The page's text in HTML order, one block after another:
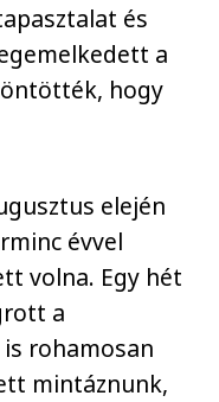
és
a
hogy
elején
évvel
volna. Egy hét
a
rohamosan
mintáznunk,